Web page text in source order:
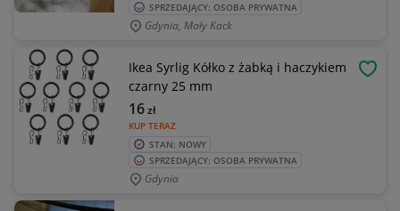
SPRZEDAJĄCY: OSOBA PRYWATNA
Gdynia, Mały Kack
Ikea Syrlig Kółko z żabką i haczykiem
czarny 25 mm
KUP TERAZ
16zł
STAN: NOWY
SPRZEDAJĄCY: OSOBA PRYWATNA
Gdynia